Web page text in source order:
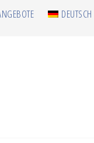
DEUTSCH